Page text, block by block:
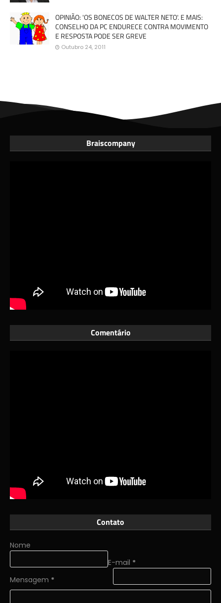
OPINIÃO: 'OS BONECOS DE WALTER NETO'. E MAIS:
CONSELHO DA PC ENDURECE CONTRA MOVIMENTO
E RESPOSTA PODE SER GREVE
Outubro 24, 2011
Braiscompany
Comentário
Contato
Nome
E-mail *
Mensagem *